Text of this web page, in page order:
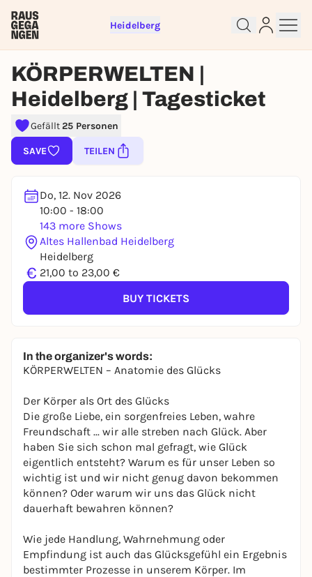
Heidelberg
KÖRPERWELTEN |
Heidelberg | Tagesticket
Gefällt25 Personen
SAVE TEILEN
Do, 12. Nov 2026
10:00 - 18:00
143 more Shows
Altes Hallenbad Heidelberg
Heidelberg
€ 21,00 to 23,00 €
BUY TICKETS
In the organizer's words:
KÖRPERWELTEN – Anatomie des Glücks
Der Körper als Ort des Glücks
Die große Liebe, ein sorgenfreies Leben, wahre
Freundschaft ... wir alle streben nach Glück. Aber
haben Sie sich schon mal gefragt, wie Glück
eigentlich entsteht? Warum es für unser Leben so
wichtig ist und wir nicht genug davon bekommen
können? Oder warum wir uns das Glück nicht
dauerhaft bewahren können?
Wie jede Handlung, Wahrnehmung oder
Empfindung ist auch das Glücksgefühl ein Ergebnis
bestimmter Prozesse in unserem Körper. Im
Sign up for free and get started
right away
lotteries, you need a free Rausgegangen account.
REGISTER FOR FREE NOW
You already have an account?